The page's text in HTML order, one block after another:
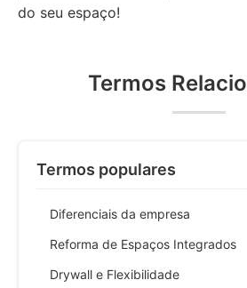
do seu espaço!
Termos
Termos populares
Diferenciais da empresa
Reforma de Espaços Integrados
Drywall e Flexibilidade